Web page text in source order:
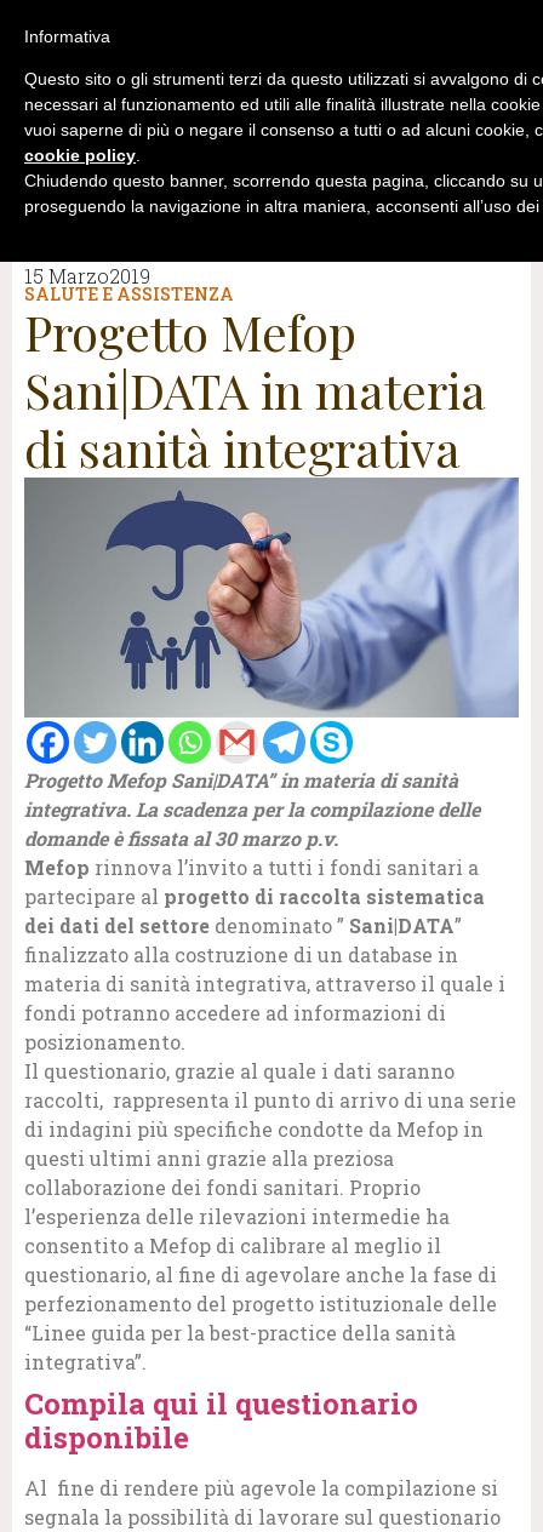
15 Marzo2019
SALUTE E ASSISTENZA
Progetto Mefop
Sani|DATA in materia
di sanità integrativa
Progetto Mefop Sani|DATA” in materia di sanità
integrativa. La scadenza per la compilazione delle
domande è fissata al 30 marzo p.v.
Mefop rinnova l’invito a tutti i fondi sanitari a
partecipare al progetto di raccolta sistematica
dei dati del settore denominato ” Sani|DATA”
finalizzato alla costruzione di un database in
materia di sanità integrativa, attraverso il quale i
fondi potranno accedere ad informazioni di
posizionamento.
Il questionario, grazie al quale i dati saranno
raccolti, rappresenta il punto di arrivo di una serie
di indagini più specifiche condotte da Mefop in
questi ultimi anni grazie alla preziosa
collaborazione dei fondi sanitari. Proprio
l’esperienza delle rilevazioni intermedie ha
consentito a Mefop di calibrare al meglio il
questionario, al fine di agevolare anche la fase di
perfezionamento del progetto istituzionale delle
“Linee guida per la best-practice della sanità
integrativa”.
Compila qui il questionario
disponibile
Al fine di rendere più agevole la compilazione si
segnala la possibilità di lavorare sul questionario
Informativa
Questo sito o gli strumenti terzi da questo utilizzati si avvalgono di
necessari al funzionamento ed utili alle finalità illustrate nella
vuoi saperne di più o negare il consenso a tutti o ad alcuni cookie,
cookie policy.
Chiudendo questo banner, scorrendo questa pagina, cliccando su
proseguendo la navigazione in altra maniera, acconsenti all’uso